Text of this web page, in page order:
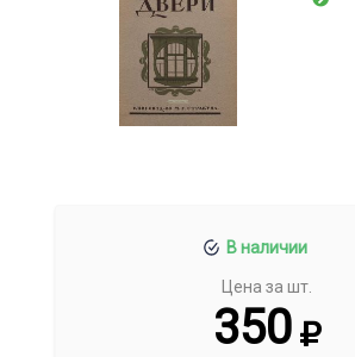
В наличии
Цена за шт.
350